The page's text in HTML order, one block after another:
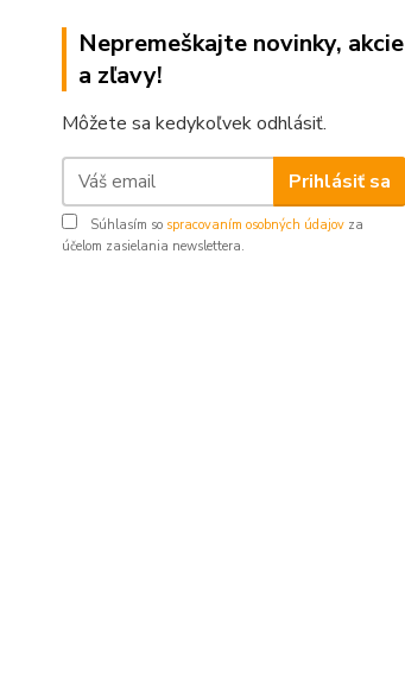
Nepremeškajte novinky, akcie
a zľavy!
Môžete sa kedykoľvek odhlásiť.
Prihlásiť sa
Súhlasím so spracovaním osobných údajov za
účelom zasielania newslettera.